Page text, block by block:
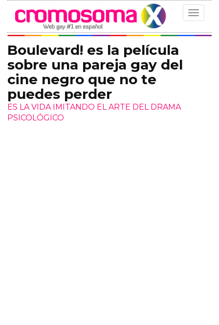
Toggle
Boulevard! es la película
sobre una pareja gay del
cine negro que no te
puedes perder
ES LA VIDA IMITANDO EL ARTE DEL DRAMA
PSICOLÓGICO